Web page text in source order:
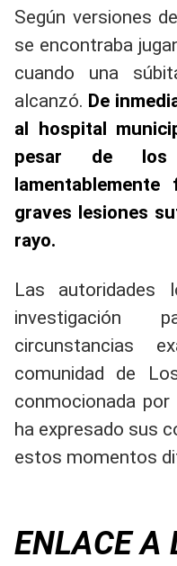
Según versiones
se encontraba
cuando una
alcanzó. De
al hospital
pesar de los
graves lesiones
rayo.
Las autoridades
investigación
circunstancias
comunidad de
conmocionada
ha expresado sus
estos momentos
ENLACE A